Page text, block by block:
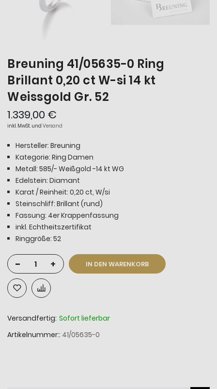
Breuning 41/05635-0 Ring
Brillant 0,20 ct W-si 14 kt
Weissgold Gr. 52
1.339,00 €
inkl. MwSt. und Versand
Hersteller: Breuning
Kategorie: Ring Damen
Metall: 585/- Weißgold -14 kt WG
Edelstein: Diamant
Karat / Reinheit: 0,20 ct, W/si
Steinschliff: Brillant (rund)
Fassung: 4er Krappenfassung
inkl. Echtheitszertifikat
Ringgröße: 52
- + IN DEN WARENKORB
Versandfertig: Sofort lieferbar
Artikelnummer: 41/05635-0